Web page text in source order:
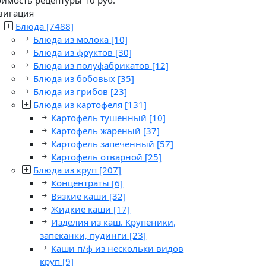
Блюда [7488]
Блюда из молока [10]
Блюда из фруктов [30]
Блюда из полуфабрикатов [12]
Блюда из бобовых [35]
Блюда из грибов [23]
Блюда из картофеля [131]
Картофель тушенный [10]
Картофель жареный [37]
Картофель запеченный [57]
Картофель отварной [25]
Блюда из круп [207]
Концентраты [6]
Вязкие каши [32]
Жидкие каши [17]
Изделия из каш. Крупеники,
запеканки, пудинги [23]
Каши п/ф из нескольки видов
круп [9]